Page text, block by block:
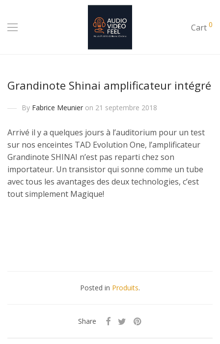
Cart 0
Grandinote Shinai amplificateur intégré
By Fabrice Meunier on 21 septembre 2018
Arrivé il y a quelques jours à l’auditorium pour un test
sur nos enceintes TAD Evolution One, l’amplificateur
Grandinote SHINAI n’est pas reparti chez son
importateur. Un transistor qui sonne comme un tube
avec tous les avantages des deux technologies, c’est
tout simplement Magique!
Posted in Produits.
Share